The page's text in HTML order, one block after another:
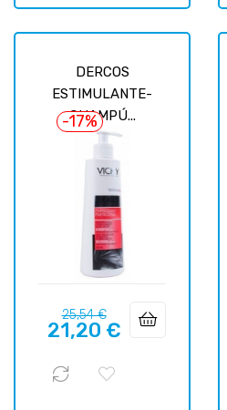
DERCOS
ESTIMULANTE-
CHAMPÚ...
-17%
Precio
regular
25,54 €Precio
21,20 €